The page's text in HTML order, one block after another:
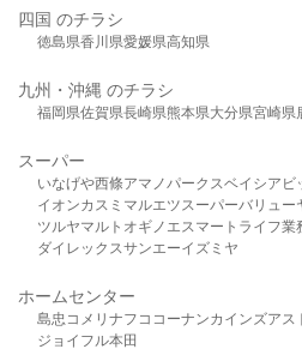
四国 のチラシ
徳島県香川県愛媛県高知県
九州・沖縄 のチラシ
福岡県佐賀県長崎県熊本県大分県宮崎県
スーパー
いなげや西條アマノパークスベイシア ビ
イオンカスミ マルエツスーパーバリュー
ツルヤマルト オギノ エスマート ライフ業
ダイレックスサンエーイズミヤ
ホームセンター
島忠 コメリ ナフコ コーナンカインズアス
ジョイフル本田